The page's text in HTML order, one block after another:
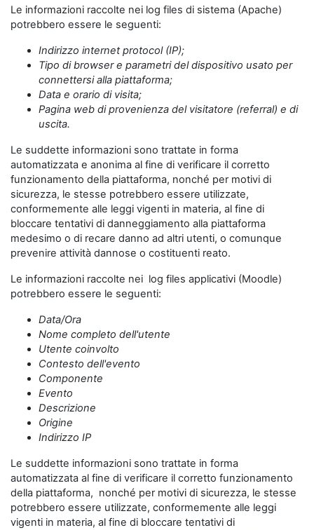
Le informazioni raccolte nei log files di sistema (Apache)
potrebbero essere le seguenti:
Indirizzo internet protocol (IP);
Tipo di browser e parametri del dispositivo usato per
connettersi alla piattaforma;
Data e orario di visita;
Pagina web di provenienza del visitatore (referral) e di
uscita.
Le suddette informazioni sono trattate in forma
automatizzata e anonima al fine di verificare il corretto
funzionamento della piattaforma, nonché per motivi di
sicurezza, le stesse potrebbero essere utilizzate,
conformemente alle leggi vigenti in materia, al fine di
bloccare tentativi di danneggiamento alla piattaforma
medesimo o di recare danno ad altri utenti, o comunque
prevenire attività dannose o costituenti reato.
Le informazioni raccolte nei log files applicativi (Moodle)
potrebbero essere le seguenti:
Data/Ora
Nome completo dell'utente
Utente coinvolto
Contesto dell'evento
Componente
Evento
Descrizione
Origine
Indirizzo IP
Le suddette informazioni sono trattate in forma
automatizzata al fine di verificare il corretto funzionamento
della piattaforma, nonché per motivi di sicurezza, le stesse
potrebbero essere utilizzate, conformemente alle leggi
vigenti in materia, al fine di bloccare tentativi di